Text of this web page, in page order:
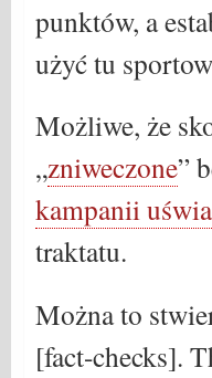
punktów, a
użyć tu
Możliwe, że
„zniweczone”
kampanii
traktatu.
Można to
[fact-checks].